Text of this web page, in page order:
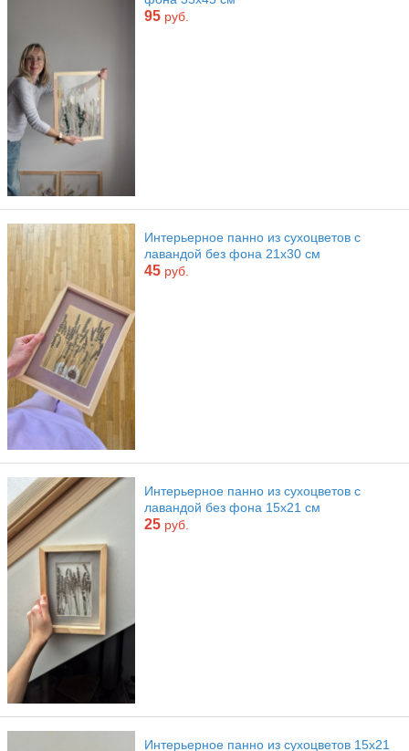
95 руб.
Интерьерное панно из сухоцветов с
лавандой без фона 21х30 см
45 руб.
Интерьерное панно из сухоцветов с
лавандой без фона 15х21 см
25 руб.
Интерьерное панно из сухоцветов 15х21